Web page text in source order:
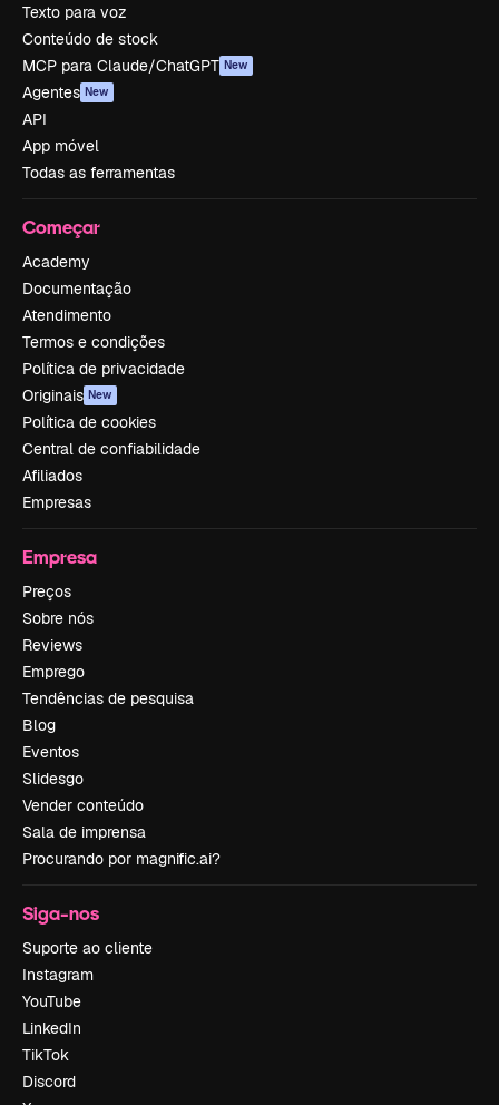
Texto para voz
Conteúdo de stock
MCP para Claude/ChatGPT New
Agentes New
API
App móvel
Todas as ferramentas
Começar
Academy
Documentação
Atendimento
Termos e condições
Política de privacidade
Originais New
Política de cookies
Central de confiabilidade
Afiliados
Empresas
Empresa
Preços
Sobre nós
Reviews
Emprego
Tendências de pesquisa
Blog
Eventos
Slidesgo
Vender conteúdo
Sala de imprensa
Procurando por magnific.ai?
Siga-nos
Suporte ao cliente
Instagram
YouTube
LinkedIn
TikTok
Discord